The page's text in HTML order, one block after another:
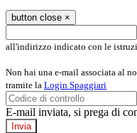
button close ×
all'indirizzo indicato con le
Non hai una e-mail associata al
tramite la Login Spaggiari
E-mail inviata, si prega di